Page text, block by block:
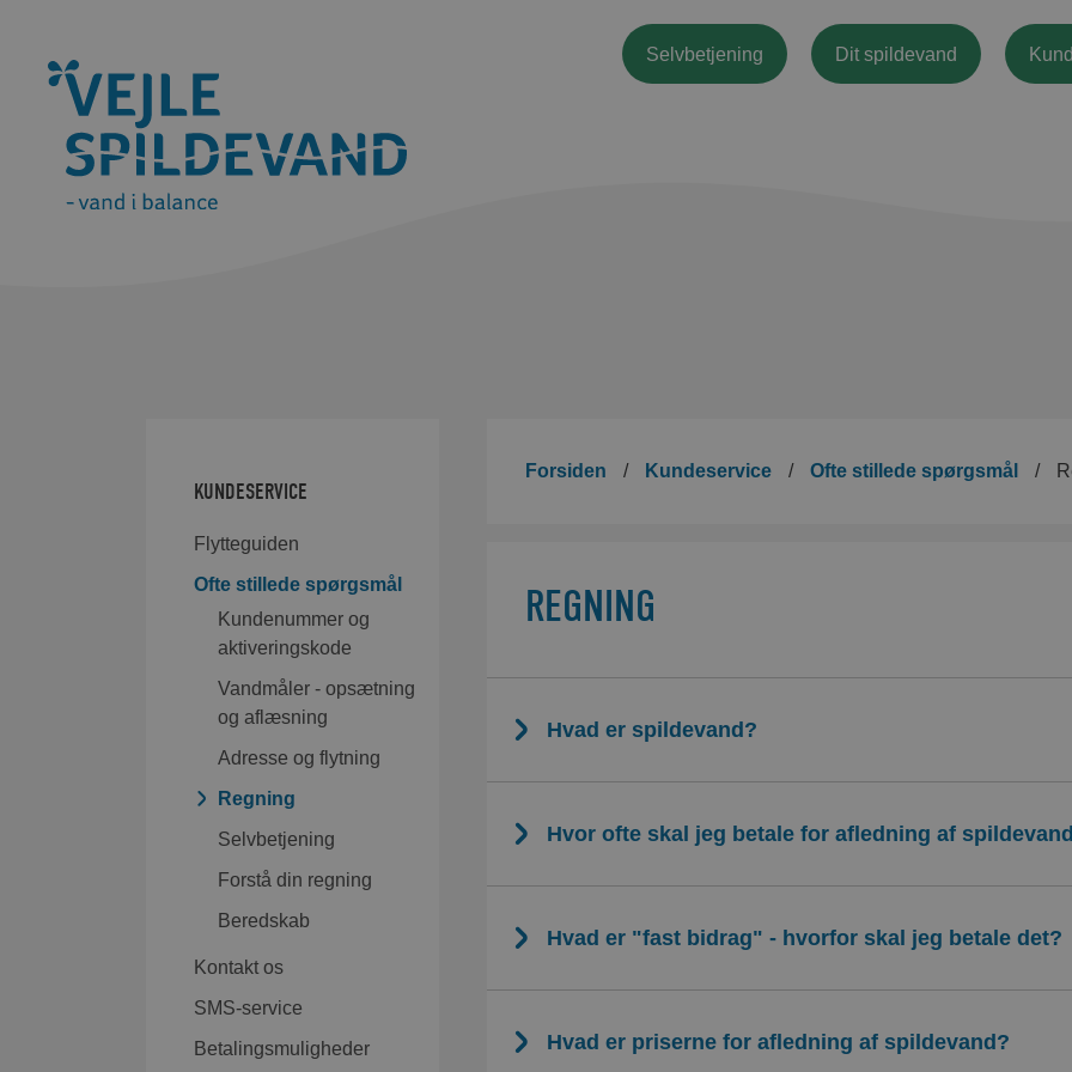
Selvbetjening Dit spildevand
KUNDESERVICE
Flytteguiden
Ofte stillede spørgsmål
Kundenummer og
aktiveringskode
Vandmåler - opsætning
og aflæsning
Adresse og flytning
Regning
Selvbetjening
Forstå din regning
Beredskab
Kontakt os
SMS-service
Betalingsmuligheder
Forsiden / Kundeservice / Ofte stillede spørgsmål /
REGNING
Hvad er spildevand?
Hvor ofte skal jeg betale for afledning af
Hvad er "fast bidrag" - hvorfor skal jeg betale det?
Hvad er priserne for afledning af spildevand?